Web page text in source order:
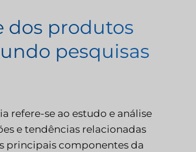
dos produtos
pesquisas
refere-se ao estudo e análise
e tendências relacionadas
principais componentes da